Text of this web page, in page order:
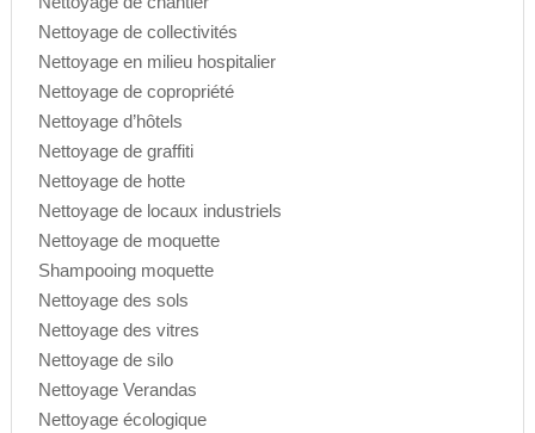
Nettoyage de collectivités
Nettoyage en milieu hospitalier
Nettoyage de copropriété
Nettoyage d’hôtels
Nettoyage de graffiti
Nettoyage de hotte
Nettoyage de locaux industriels
Nettoyage de moquette
Shampooing moquette
Nettoyage des sols
Nettoyage des vitres
Nettoyage de silo
Nettoyage Verandas
Nettoyage écologique